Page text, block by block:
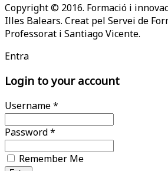
Copyright © 2016. Formació i
Illes Balears. Creat pel Servei de
Professorat i Santiago Vicente.
Entra
Login to your account
Username *
Password *
Remember Me